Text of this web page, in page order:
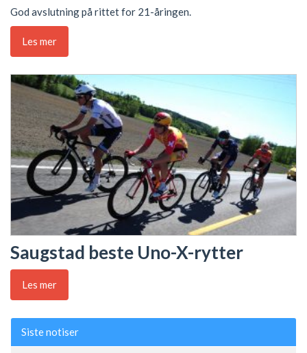
God avslutning på rittet for 21-åringen.
Les mer
Saugstad beste Uno-X-rytter
Les mer
Siste notiser